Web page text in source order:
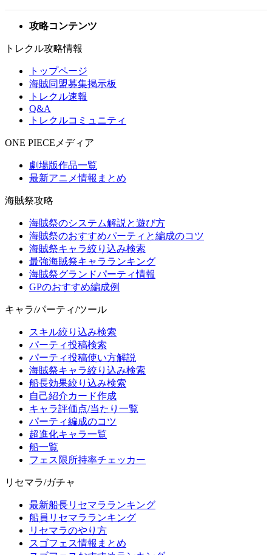
攻略コンテンツ
トレクル攻略情報
トップページ
海賊同盟募集掲示板
トレクル速報
Q&A
トレクルコミュニティ
ONE PIECEメディア
劇場版作品一覧
最新アニメ情報まとめ
海賊祭攻略
海賊祭のシステム解説と遊び方
海賊祭のおすすめパーティと編成のコツ
海賊祭キャラ絞り込み検索
最強海賊祭キャラランキング
海賊祭グランドパーティ情報
GPのおすすめ編成例
キャラ/パーティ/ツール
スキル絞り込み検索
パーティ投稿検索
パーティ投稿使い方解説
海賊祭キャラ絞り込み検索
船長効果絞り込み検索
自己紹介カード作成
キャラ評価点/当たり一覧
パーティ編成のコツ
超進化キャラ一覧
船一覧
フェス限所持率チェッカー
リセマラ/ガチャ
最新船長リセマラランキング
船員リセマラランキング
リセマラのやり方
スゴフェス情報まとめ